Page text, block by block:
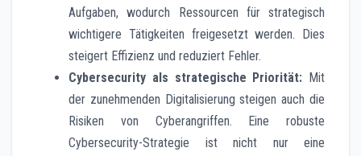
Aufgaben, wodurch Ressourcen für strategisch
wichtigere Tätigkeiten freigesetzt werden. Dies
steigert Effizienz und reduziert Fehler.
Cybersecurity als strategische Priorität: Mit
der zunehmenden Digitalisierung steigen auch die
Risiken von Cyberangriffen. Eine robuste
Cybersecurity-Strategie ist nicht nur eine